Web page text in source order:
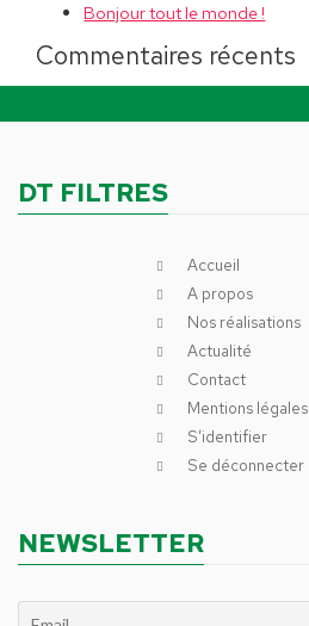
Bonjour tout le monde !
Commentaires récents
DT FILTRES
Accueil
A propos
Nos réalisations
Actualité
Contact
Mentions légales
S’identifier
Se déconnecter
NEWSLETTER